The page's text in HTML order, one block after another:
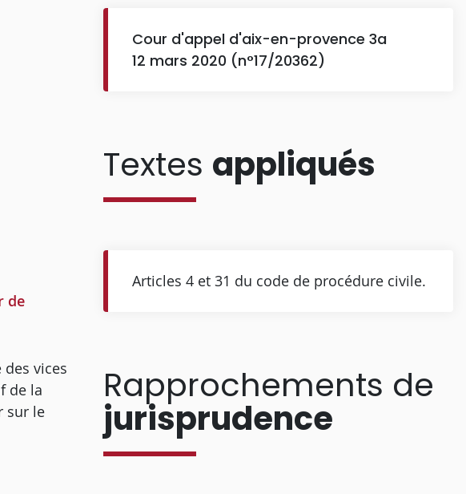
de
vices
de la
sur le
Cour d'appel d'aix-en-provence 3a
12 mars 2020 (n°17/20362)
Textes appliqués
Articles 4 et 31 du code de procédure civile.
Rapprochements de
jurisprudence